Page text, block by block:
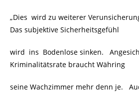
„Dies wird zu weiterer
Das subjektive Sicherheitsgefühl
wird ins Bodenlose sinken.
Kriminalitätsrate braucht Währing
seine Wachzimmer mehr denn je.